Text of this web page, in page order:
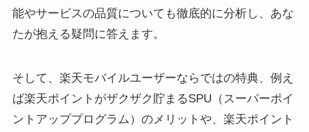
能やサービスの品質についても徹底的に分析し、あな
たが抱える疑問に答えます。
そして、楽天モバイルユーザーならではの特典、例え
ば楽天ポイントがザクザク貯まるSPU（スーパーポイ
ントアッププログラム）のメリットや、楽天ポイント